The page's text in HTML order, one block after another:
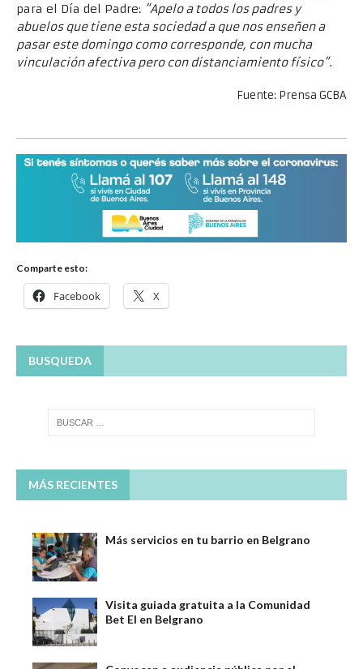
para el Día del Padre: “Apelo a todos los padres y
abuelos que tiene esta sociedad a que nos enseñen a
pasar este domingo como corresponde, con mucha
vinculación afectiva pero con distanciamiento físico”.
Fuente: Prensa GCBA
Comparte esto:
Facebook X
BUSQUEDA
MÁS RECIENTES
Más servicios en tu barrio en Belgrano
Visita guiada gratuita a la Comunidad
Bet El en Belgrano